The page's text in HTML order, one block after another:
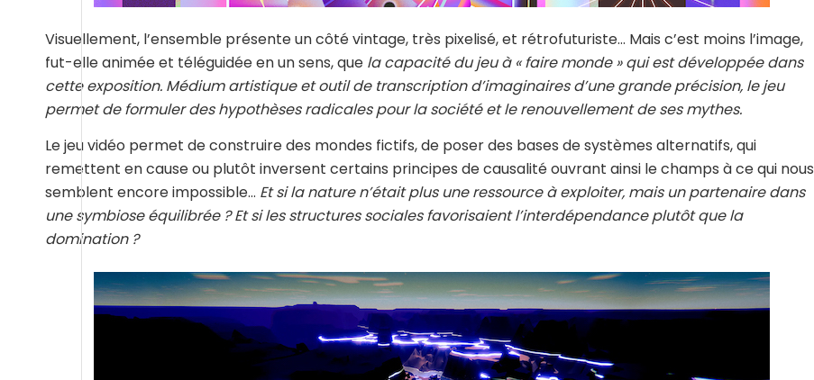
Visuellement, l’ensemble présente un côté vintage, très pixelisé, et rétrofuturiste… Mais c’est moins l’image,
fut-elle animée et téléguidée en un sens, que la capacité du jeu à « faire monde » qui est développée dans
cette exposition. Médium artistique et outil de transcription d’imaginaires d’une grande précision, le jeu
permet de formuler des hypothèses radicales pour la société et le renouvellement de ses mythes.
Le jeu vidéo permet de construire des mondes fictifs, de poser des bases de systèmes alternatifs, qui
remettent en cause ou plutôt inversent certains principes de causalité ouvrant ainsi le champs à ce qui nous
semblent encore impossible… Et si la nature n’était plus une ressource à exploiter, mais un partenaire dans
une symbiose équilibrée ? Et si les structures sociales favorisaient l’interdépendance plutôt que la
domination ?